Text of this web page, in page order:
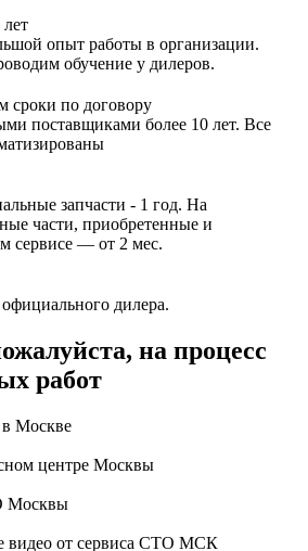
опыт работы в организации.
обучение у дилеров.
сроки по договору
поставщиками более 10 лет. Все
запчасти - 1 год. На
части, приобретенные и
сервисе — от 2 мес.
дилера.
на процесс
работ
Москве
центре Москвы
Москвы
видео от сервиса СТО МСК